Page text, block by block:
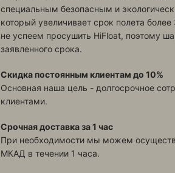
специальным безопасным и
который увеличивает срок полета
не успеем просушить HiFloat, поэтому
заявленного срока.
Скидка постоянным клиентам до 10%
Основная наша цель - долгосрочное
клиентами.
Срочная доставка за 1 час
При необходимости мы можем
МКАД в течении 1 часа.